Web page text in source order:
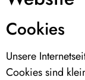
Cookies
Unsere
Cookies sind